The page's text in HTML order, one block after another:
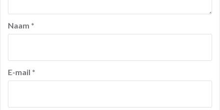
Naam *
E-mail *